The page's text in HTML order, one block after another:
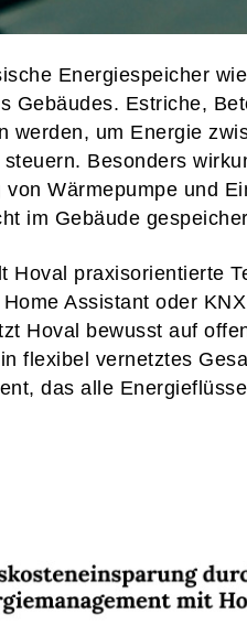
Energiespeicher
Gebäudes. Estriche,
werden, um Energie
Besonders
Wärmepumpe und
im Gebäude
Hoval praxisorientierte
Assistant oder
Hoval bewusst auf
flexibel vernetztes
das alle